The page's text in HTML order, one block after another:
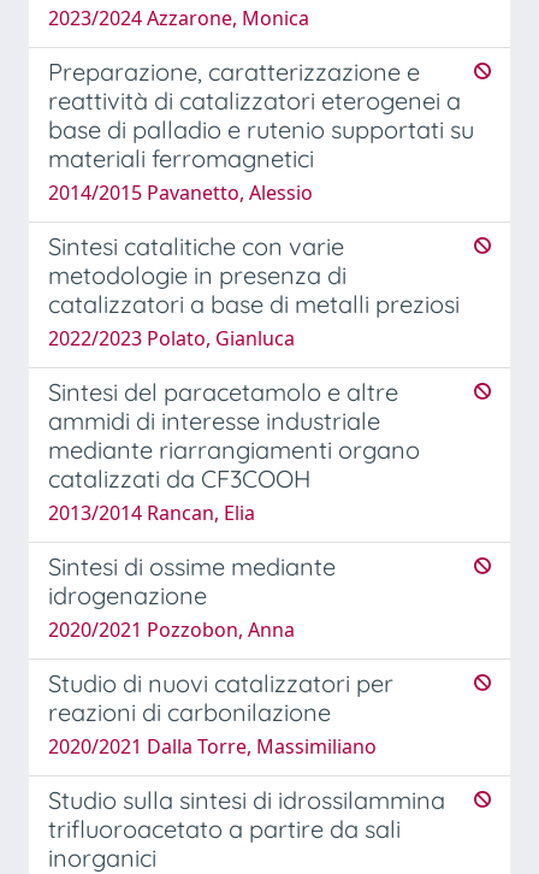
2023/2024 Azzarone, Monica
Preparazione, caratterizzazione e
reattività di catalizzatori eterogenei a
base di palladio e rutenio supportati su
materiali ferromagnetici
2014/2015 Pavanetto, Alessio
Sintesi catalitiche con varie
metodologie in presenza di
catalizzatori a base di metalli preziosi
2022/2023 Polato, Gianluca
Sintesi del paracetamolo e altre
ammidi di interesse industriale
mediante riarrangiamenti organo
catalizzati da CF3COOH
2013/2014 Rancan, Elia
Sintesi di ossime mediante
idrogenazione
2020/2021 Pozzobon, Anna
Studio di nuovi catalizzatori per
reazioni di carbonilazione
2020/2021 Dalla Torre, Massimiliano
Studio sulla sintesi di idrossilammina
trifluoroacetato a partire da sali
inorganici